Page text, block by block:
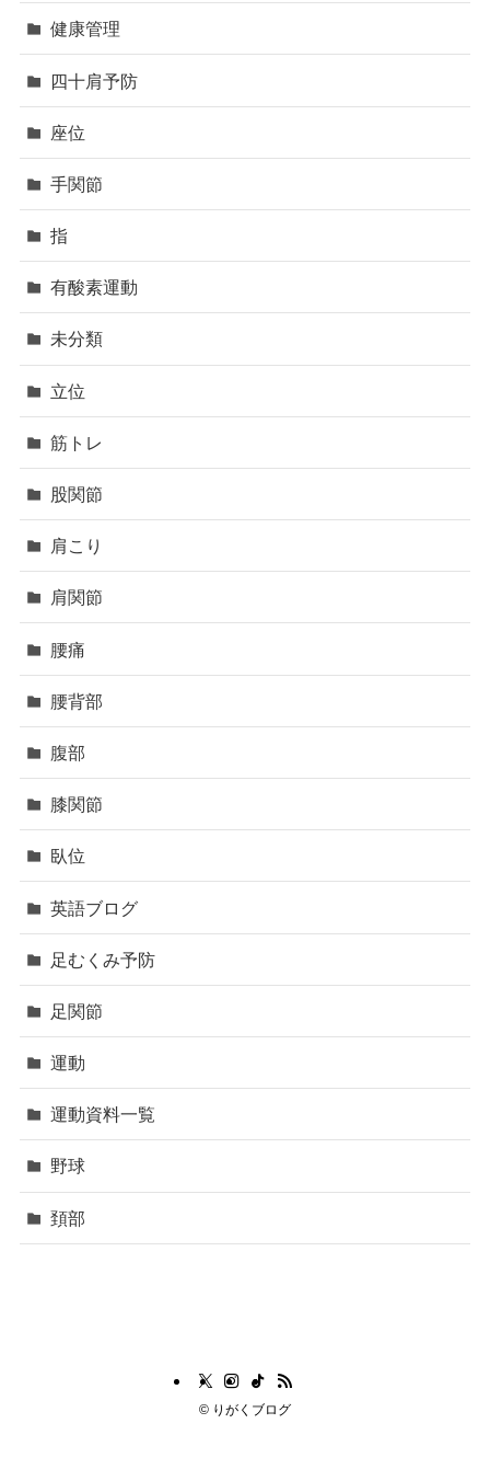
健康管理
四十肩予防
座位
手関節
指
有酸素運動
未分類
立位
筋トレ
股関節
肩こり
肩関節
腰痛
腰背部
腹部
膝関節
臥位
英語ブログ
足むくみ予防
足関節
運動
運動資料一覧
野球
頚部
© りがくブログ